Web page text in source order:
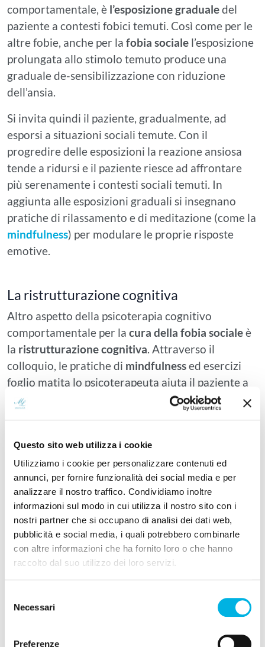
Questo sito web utilizza i cookie
Utilizziamo i cookie per personalizzare contenuti ed
annunci, per fornire funzionalità dei social media e per
analizzare il nostro traffico. Condividiamo inoltre
informazioni sul modo in cui utilizza il nostro sito con i
nostri partner che si occupano di analisi dei dati web,
pubblicità e social media, i quali potrebbero combinarle
con altre informazioni che ha fornito loro o che hanno
raccolto dal suo utilizzo dei loro servizi.
delNecessari
Preferenze
comportamentale, è l’esposizione gradualedel
paziente a contesti fobici temuti. Così come per le
altre fobie, anche per la fobia sociale l’esposizione
prolungata allo stimolo temuto produce una
graduale de-sensibilizzazione con riduzione
dell’ansia.
Si invita quindi il paziente, gradualmente, ad
esporsi a situazioni sociali temute. Con il
progredire delle esposizioni la reazione ansiosa
tende a ridursi e il paziente riesce ad affrontare
più serenamente i contesti sociali temuti. In
aggiunta alle esposizioni graduali si insegnano
pratiche di rilassamento e di meditazione (come la
mindfulness) per modulare le proprie risposte
emotive.
La ristrutturazione cognitiva
Altro aspetto della psicoterapia cognitivo
comportamentale per la cura della fobia socialeè
la ristrutturazione cognitiva. Attraverso il
colloquio, le pratiche di mindfulnessed esercizi
foglio matita lo psicoterapeuta aiuta il paziente a
diventare consapevole e successivamente a
modificare i pensieri irrazionali che sostengono il
Vengono identificati pensieri automatici del
paziente come ad esempio “non piaccio a nessuno”,
“sono una persona noiosa”, “gli altri non mi
accetteranno mai”. Una volta identificati si cerca
di modificarli con pensieri più realistici e
funzionali.
Un’area di crescente interesse riguarda gli
analisi del 2025 che ha incluso 22 studi